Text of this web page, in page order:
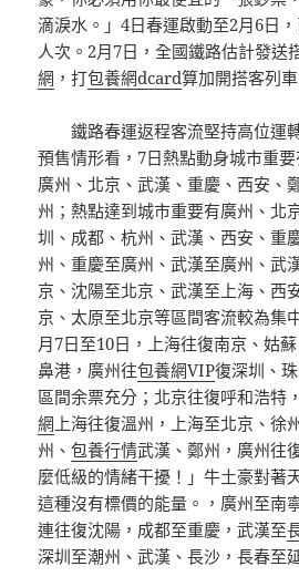
滴淚水。」4日春運啟動至2月6日
人次。2月7日，全國鐵路估計發送
網 ，打包養網dcard算加開搭客列車
鐵路春運返程客流堅持高位運
預售情形看，7日熱點動身城市重
廣州、北京、武漢、重慶、西安、
州；熱點達到城市重要有廣州、北
圳、成都、杭州、武漢、西安、重
州、重慶至廣州、武漢至廣州、武
京、沈陽至北京、武漢至上海、西
京、太原至北京等區間客流較為集
月7日至10日，上海往復南京、姑
鼻港，廣州往包養網VIP復深圳、
區間余票充分；北京往復呼和浩特
網 上海往復溫州，上海至北京、徐
州、包養行情武漢、鄭州，廣州往
麼低級的情緒干擾！」牛土豪對著
這種沒有標價的能量。，廣州至南
連往復沈陽，成都至重慶，武漢至
深圳至潮州、武漢、長沙，長春至